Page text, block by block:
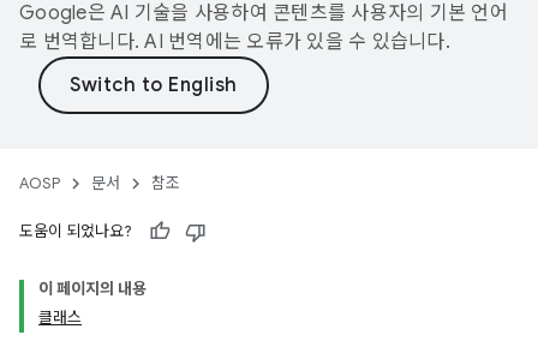
Google은 AI 기술을 사용하여 콘텐츠를 사용자의 기본 언어
로 번역합니다. AI 번역에는 오류가 있을 수 있습니다.
AOSP 문서 참조
도움이 되었나요?
이 페이지의 내용
클래스